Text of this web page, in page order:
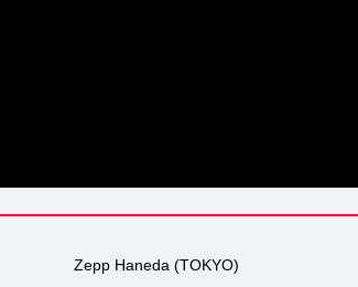
Zepp Haneda (TOKYO)